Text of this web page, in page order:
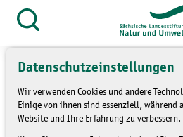
Datenschutzeinstellungen
Wir verwenden Cookies und andere
Einige von ihnen sind essenziell, während
Website und Ihre Erfahrung zu verbessern.
Zum
Inhalt
springen
öffnen
Service » Presse und